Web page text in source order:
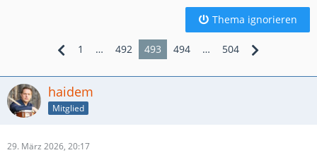
Thema ignorieren
1 … 492 493 494 … 504
haidem
Mitglied
29. März 2026, 20:17